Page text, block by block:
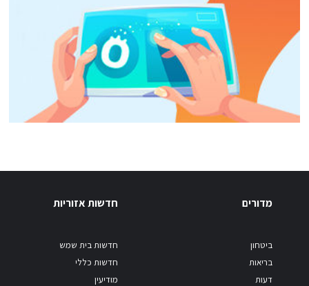
מדורים
ביטחון
בריאות
דעות
חדשות אזוריות
חדשות בית שמש
חדשות כללי
מודיעין